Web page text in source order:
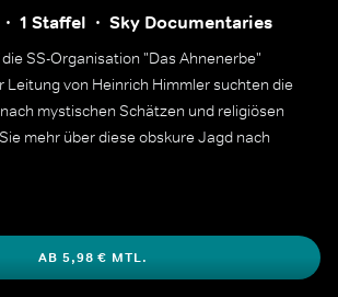
1 Staffel Sky Documentaries
SS-Organisation "Das Ahnenerbe"
Leitung von Heinrich Himmler suchten die
mystischen Schätzen und religiösen
mehr über diese obskure Jagd nach
AB 5,98 € MTL.